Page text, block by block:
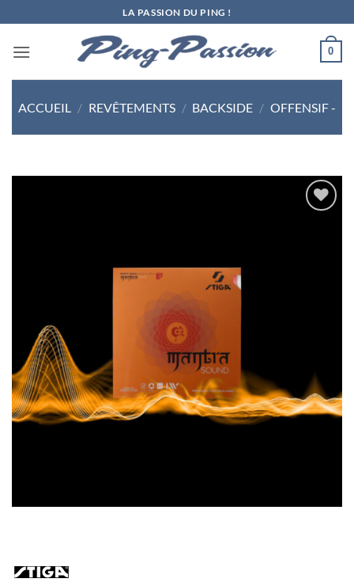
au
contenu
LA PASSION DU PING !
0
ACCUEIL / REVÊTEMENTS / BACKSIDE / OFFENSIF -